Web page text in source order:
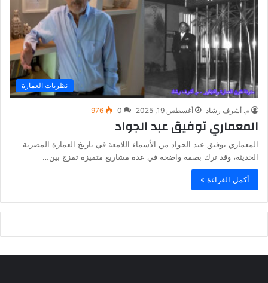
نظريات العمارة
م. أشرف رشاد أغسطس 19, 2025 0
976
المعماري توفيق عبد الجواد
المعماري توفيق عبد الجواد من الأسماء اللامعة في تاريخ العمارة المصرية
الحديثة، وقد ترك بصمة واضحة في عدة مشاريع متميزة تمزج بين…
أكمل القراءة »